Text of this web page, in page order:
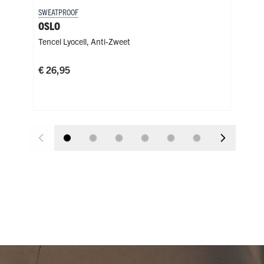
SWEATPROOF
OSLO
Tencel Lyocell, Anti-Zweet
€ 26,95